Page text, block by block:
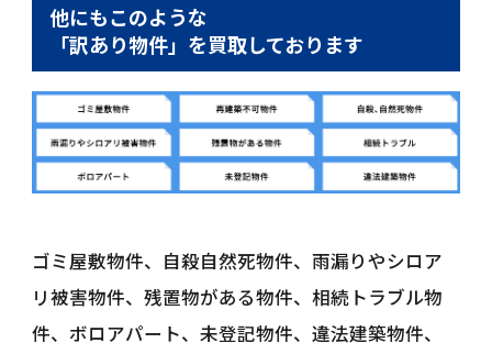
他にもこのような
「訳あり物件」を買取しております
ゴミ屋敷物件、自殺自然死物件、雨漏りやシロア
リ被害物件、残置物がある物件、相続トラブル物
件、ボロアパート、未登記物件、違法建築物件、